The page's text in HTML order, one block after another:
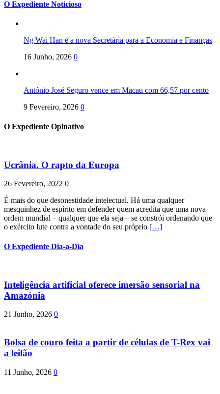
O Expediente Noticioso
Ng Wai Han é a nova Secretária para a Economia e Finanças
16 Junho, 2026 0
António José Seguro vence em Macau com 66,57 por cento
9 Fevereiro, 2026 0
O Expediente Opinativo
Ucrânia. O rapto da Europa
26 Fevereiro, 2022 0
É mais do que desonestidade intelectual. Há uma qualquer
mesquinhez de espírito em defender quem acredita que uma nova
ordem mundial – qualquer que ela seja – se constrói ordenando que
o exército lute contra a vontade do seu próprio […]
O Expediente Dia-a-Dia
Inteligência artificial oferece imersão sensorial na
Amazónia
21 Junho, 2026 0
Bolsa de couro feita a partir de células de T-Rex vai
a leilão
11 Junho, 2026 0